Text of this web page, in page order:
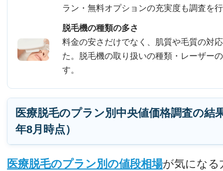
ラン・無料オプションの充実度も調査を
脱毛機の種類の多さ
料金の安さだけでなく、肌質や毛質の対
た。脱毛機の取り扱いの種類・レーザー
す。
医療脱毛のプラン別中央値価格調査の結
年8月時点）
医療脱毛のプラン別の値段相場が気になる